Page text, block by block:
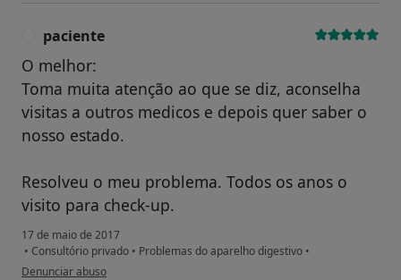
paciente
O melhor:
Toma muita atenção ao que se diz, aconselha
visitas a outros medicos e depois quer saber o
nosso estado.
Resolveu o meu problema. Todos os anos o
visito para check-up.
17 de maio de 2017
• Consultório privado • Problemas do aparelho digestivo •
na opinião do utilizador paciente
Denunciar abuso